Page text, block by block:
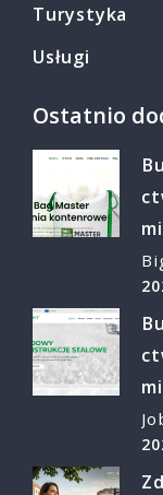
Turystyka
Usługi
Ostatnio